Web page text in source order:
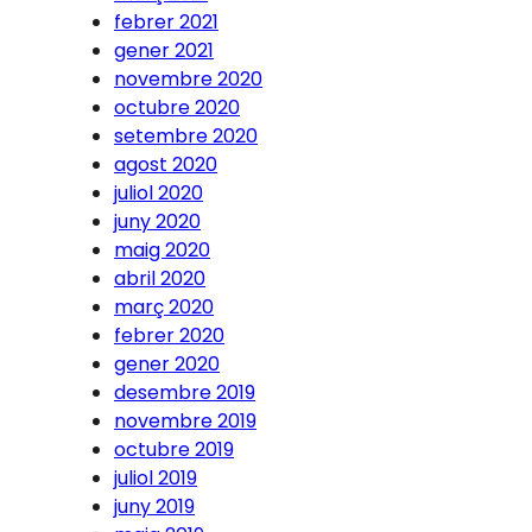
febrer 2021
gener 2021
novembre 2020
octubre 2020
setembre 2020
agost 2020
juliol 2020
juny 2020
maig 2020
abril 2020
març 2020
febrer 2020
gener 2020
desembre 2019
novembre 2019
octubre 2019
juliol 2019
juny 2019